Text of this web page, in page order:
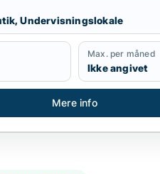
Undervisningslokale
Max. per måned
Ikke angivet
Mere info